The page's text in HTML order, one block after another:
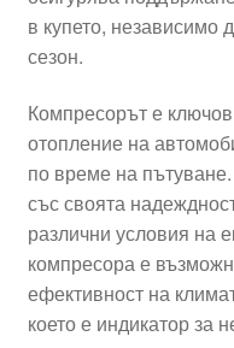
в купето, независимо
сезон.
Компресорът е
отопление на
по време на
със своята
различни условия на
компресора е
ефективност на
което е индикатор за